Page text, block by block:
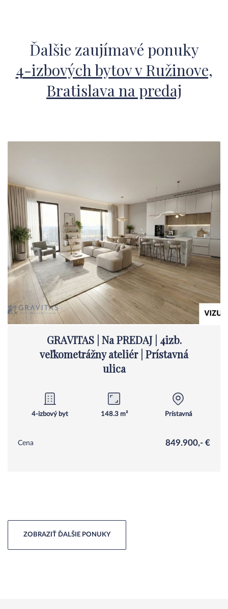
Ďalšie zaujímavé ponuky
4-izbových bytov v Ružinove,
Bratislava na predaj
GRAVITAS | Na PREDAJ | 4izb.
veľkometrážny ateliér | Prístavná
ulica
4-izbový byt 148.3 m² Prístavná
Cena 849.900,- €
ZOBRAZIŤ ĎALŠIE PONUKY